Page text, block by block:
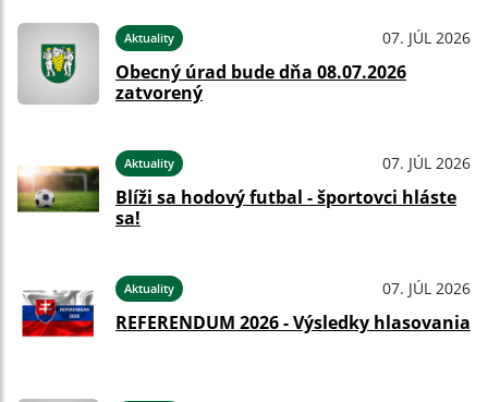
Aktuality 07. JÚL 2026
Obecný úrad bude dňa 08.07.2026
zatvorený
Aktuality 07. JÚL 2026
Blíži sa hodový futbal - športovci hláste
sa!
Aktuality 07. JÚL 2026
REFERENDUM 2026 - Výsledky hlasovania